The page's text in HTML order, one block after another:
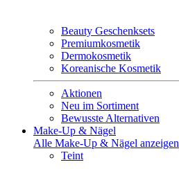
Beauty Geschenksets
Premiumkosmetik
Dermokosmetik
Koreanische Kosmetik
Aktionen
Neu im Sortiment
Bewusste Alternativen
Make-Up & Nägel
Alle Make-Up & Nägel anzeigen
Teint